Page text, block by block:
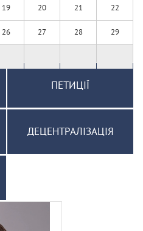
19 20 21 22
26 27 28 29
ПЕТИЦІЇ
ДЕЦЕНТРАЛІЗАЦІЯ